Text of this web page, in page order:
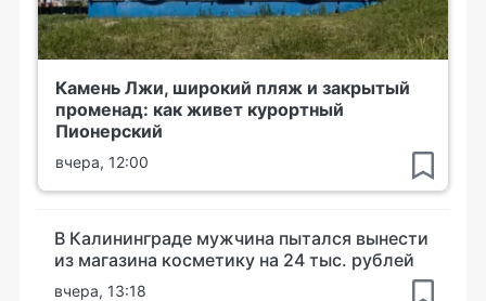
Камень Лжи, широкий пляж и закрытый
променад: как живет курортный
Пионерский
вчера, 12:00
В Калининграде мужчина пытался вынести
из магазина косметику на 24 тыс. рублей
вчера, 13:18